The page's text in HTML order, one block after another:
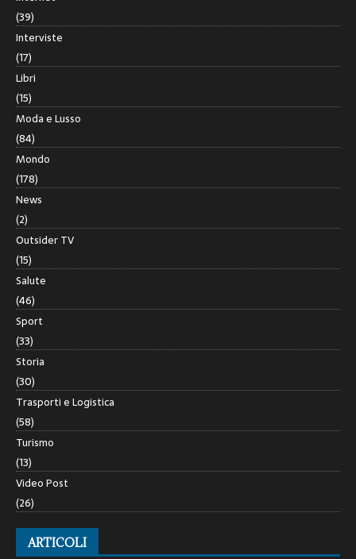
(39)
Interviste
(17)
Libri
(15)
Moda e Lusso
(84)
Mondo
(178)
News
(2)
Outsider TV
(15)
Salute
(46)
Sport
(33)
Storia
(30)
Trasporti e Logistica
(58)
Turismo
(13)
Video Post
(26)
ARTICOLI